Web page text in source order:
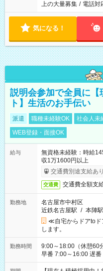
上の大量募集 / 電話対
気になる！
説明会参加で全員に
ト】生活のお手伝い
派遣 職種未経験OK 社会人未
WEB登録・面接OK
給与
無資格未経験：時給
収1万1600円以上
交通費別途支給あり
交通費 交通費全額支
勤務地
名古屋市中村区
近鉄名古屋駅 / 本陣駅
≪自宅からドアto
します。
勤務時間
9:00～18:00（休憩60分） ■ご希望があれば下記シフト
早番 7:00～16:00 遅番 10:00～19:00
い」 「余裕を持って